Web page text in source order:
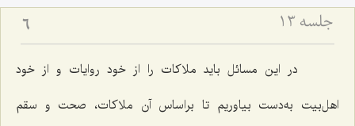
جلسه ۱۳ 6
در این مسائل باید ملاکات را از خود روایات و از خود
اهل‌بیت به‌دست بیاوریم تا براساس آن ملاکات، صحت و سقم